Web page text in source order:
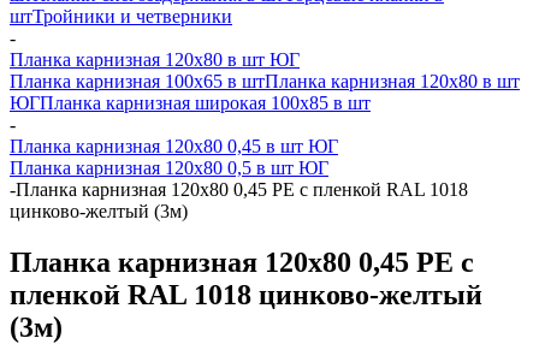
штТройники и четверники
-
Планка карнизная 120х80 в шт ЮГ
Планка карнизная 100х65 в штПланка карнизная 120х80 в шт
ЮГПланка карнизная широкая 100х85 в шт
-
Планка карнизная 120х80 0,45 в шт ЮГ
Планка карнизная 120х80 0,5 в шт ЮГ
-Планка карнизная 120х80 0,45 PE с пленкой RAL 1018
цинково-желтый (3м)
Планка карнизная 120х80 0,45 PE с
пленкой RAL 1018 цинково-желтый
(3м)